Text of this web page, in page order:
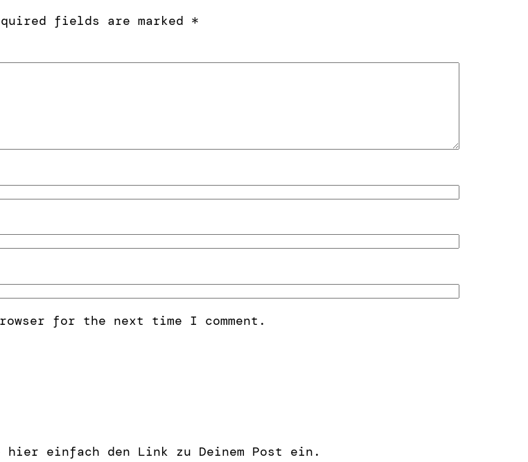
fields are marked *
for the next time I comment.
hier einfach den Link zu Deinem Post ein.